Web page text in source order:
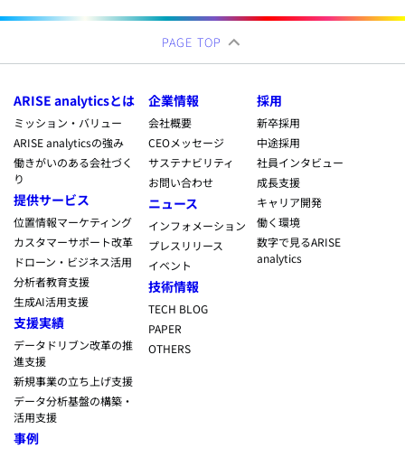
PAGE TOP
ARISE analyticsとは
ミッション・バリュー
ARISE analyticsの強み
働きがいのある会社づく
り
提供サービス
位置情報マーケティング
カスタマーサポート改革
ドローン・ビジネス活用
分析者教育支援
生成AI活用支援
支援実績
データドリブン改革の推
進支援
新規事業の立ち上げ支援
データ分析基盤の構築・
活用支援
事例
企業情報
会社概要
CEOメッセージ
サステナビリティ
お問い合わせ
ニュース
インフォメーション
プレスリリース
イベント
技術情報
TECH BLOG
PAPER
OTHERS
採用
新卒採用
中途採用
社員インタビュー
成長支援
キャリア開発
働く環境
数字で見るARISE
analytics